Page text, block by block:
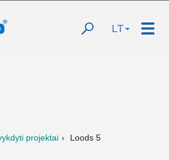
LT
projektai Loods 5